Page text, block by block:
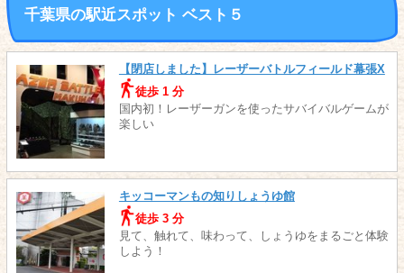
千葉県の駅近スポット ベスト５
【閉店しました】レーザーバトルフィールド幕張X
徒歩 1 分
国内初！レーザーガンを使ったサバイバルゲームが
楽しい
キッコーマンもの知りしょうゆ館
徒歩 3 分
見て、触れて、味わって、しょうゆをまるごと体験
しよう！